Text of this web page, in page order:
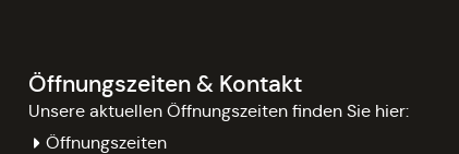
Öffnungszeiten & Kontakt
Unsere aktuellen Öffnungszeiten finden Sie hier:
Öffnungszeiten